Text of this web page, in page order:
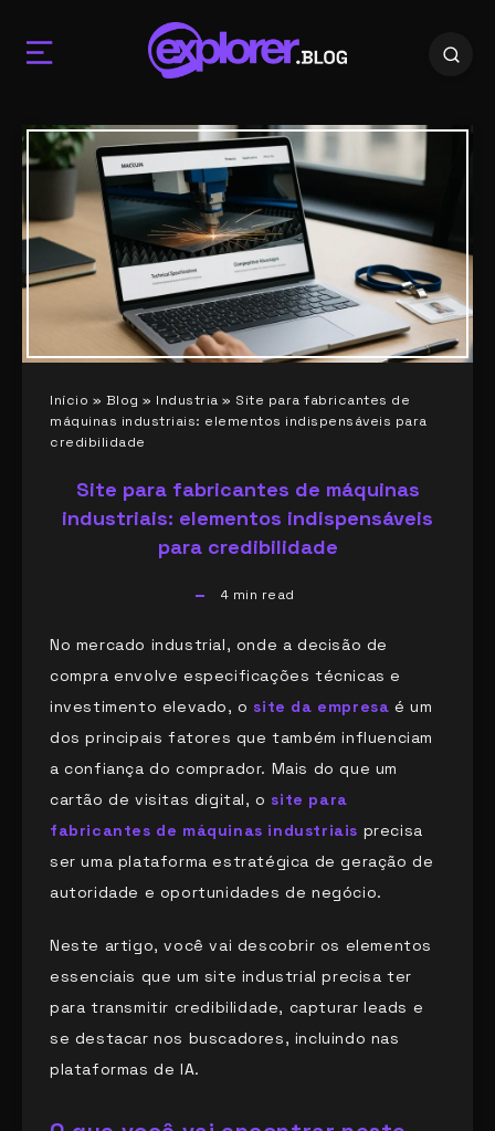
Início » Blog » Industria » Site para fabricantes de
máquinas industriais: elementos indispensáveis para
credibilidade
Site para fabricantes de máquinas
industriais: elementos indispensáveis
para credibilidade
4 min read
No mercado industrial, onde a decisão de
compra envolve especificações técnicas e
investimento elevado, o site da empresa é um
dos principais fatores que também influenciam
a confiança do comprador. Mais do que um
cartão de visitas digital, o site para
fabricantes de máquinas industriais precisa
ser uma plataforma estratégica de geração de
autoridade e oportunidades de negócio.
Neste artigo, você vai descobrir os elementos
essenciais que um site industrial precisa ter
para transmitir credibilidade, capturar leads e
se destacar nos buscadores, incluindo nas
plataformas de IA.